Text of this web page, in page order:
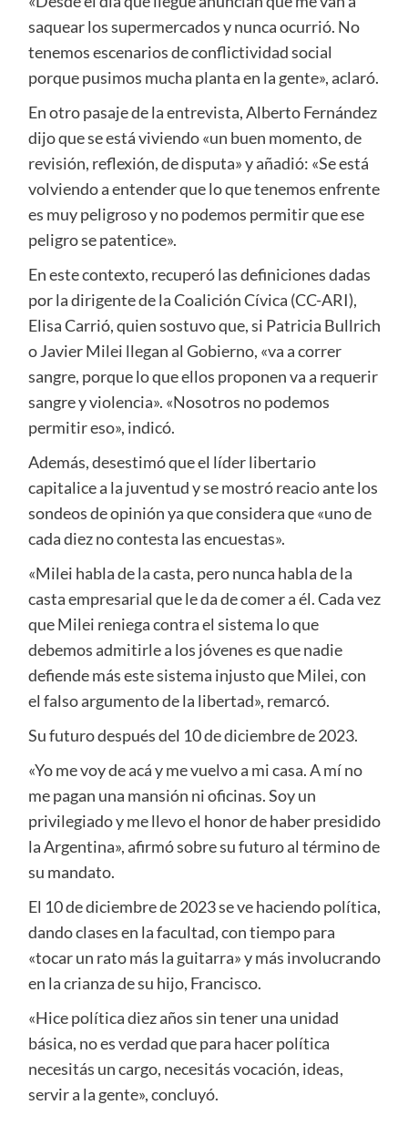
saquear los supermercados y nunca ocurrió. No
tenemos escenarios de conflictividad social
porque pusimos mucha planta en la gente», aclaró.
En otro pasaje de la entrevista, Alberto Fernández
dijo que se está viviendo «un buen momento, de
revisión, reflexión, de disputa» y añadió: «Se está
volviendo a entender que lo que tenemos enfrente
es muy peligroso y no podemos permitir que ese
peligro se patentice».
En este contexto, recuperó las definiciones dadas
por la dirigente de la Coalición Cívica (CC-ARI),
Elisa Carrió, quien sostuvo que, si Patricia Bullrich
o Javier Milei llegan al Gobierno, «va a correr
sangre, porque lo que ellos proponen va a requerir
sangre y violencia». «Nosotros no podemos
permitir eso», indicó.
Además, desestimó que el líder libertario
capitalice a la juventud y se mostró reacio ante los
sondeos de opinión ya que considera que «uno de
cada diez no contesta las encuestas».
«Milei habla de la casta, pero nunca habla de la
casta empresarial que le da de comer a él. Cada vez
que Milei reniega contra el sistema lo que
debemos admitirle a los jóvenes es que nadie
defiende más este sistema injusto que Milei, con
el falso argumento de la libertad», remarcó.
Su futuro después del 10 de diciembre de 2023.
«Yo me voy de acá y me vuelvo a mi casa. A mí no
me pagan una mansión ni oficinas. Soy un
privilegiado y me llevo el honor de haber presidido
la Argentina», afirmó sobre su futuro al término de
su mandato.
El 10 de diciembre de 2023 se ve haciendo política,
dando clases en la facultad, con tiempo para
«tocar un rato más la guitarra» y más involucrando
en la crianza de su hijo, Francisco.
«Hice política diez años sin tener una unidad
básica, no es verdad que para hacer política
necesitás un cargo, necesitás vocación, ideas,
servir a la gente», concluyó.